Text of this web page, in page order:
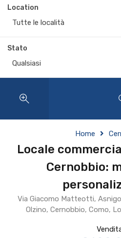
Location
Tutte le località
Stato
Qualsiasi
Home
Locale
Cernobbio:
Via Giacomo Matteotti,
Olzino, Cernobbio, Como,